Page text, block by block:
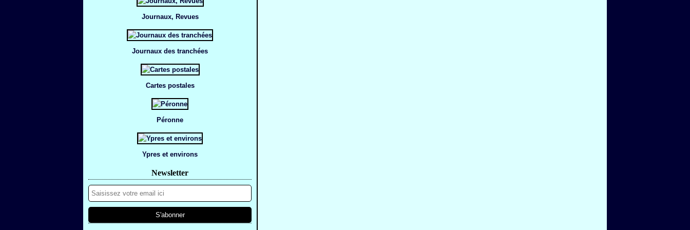
Journaux, Revues
Journaux des tranchées
Cartes postales
Péronne
Ypres et environs
Newsletter